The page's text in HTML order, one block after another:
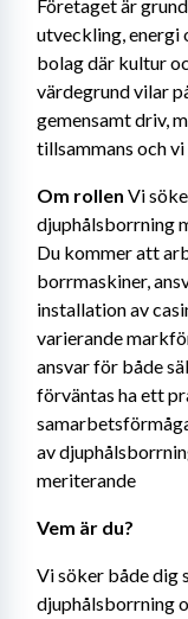
Företaget är
utveckling,
bolag där kultur
värdegrund vilar
gemensamt driv,
tillsammans och
Om rollen Vi
djuphålsborrning
Du kommer att
borrmaskiner,
installation av
varierande
ansvar för både
förväntas ha ett
av
meriterande
Vem är du?
Vi söker både dig
djuphålsborrning